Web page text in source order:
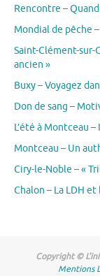
Rencontre –
Mondial de pêche
Saint-Clément-sur-
ancien »
Buxy – Voyagez
Don de sang –
L’été à Montceau
Montceau – Un
Ciry-le-Noble – «
Chalon – La LDH
Copyright ©
Mentions